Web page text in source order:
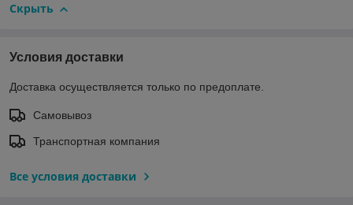
Скрыть
Условия доставки
Доставка осуществляется только по предоплате.
Самовывоз
Транспортная компания
Все условия доставки